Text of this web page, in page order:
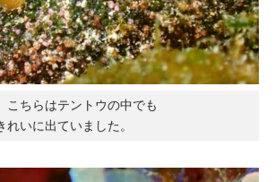
こちらはテントウの中でも
いに出ていました。